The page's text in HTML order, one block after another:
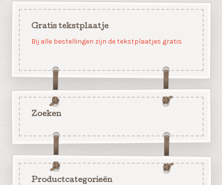
Gratis tekstplaatje
Bij alle bestellingen zijn de tekstplaatjes gratis
Zoeken
Productcategorieën